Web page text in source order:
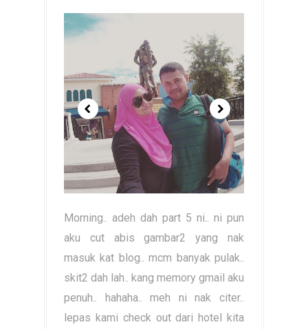
Morning.. adeh dah part 5 ni.. ni pun
aku cut abis gambar2 yang nak
masuk kat blog.. mcm banyak pulak..
skit2 dah lah.. kang memory gmail aku
penuh.. hahaha.. meh ni nak citer..
lepas kami check out dari hotel kita